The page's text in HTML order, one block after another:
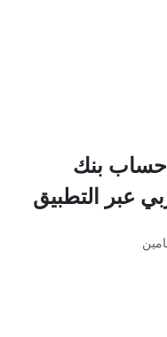
حساب بنك
عبر التطبيق